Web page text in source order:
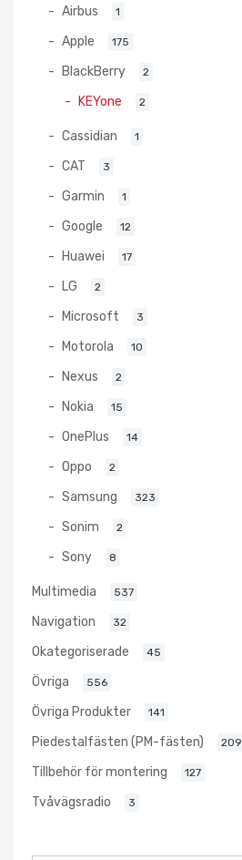
Airbus 1
Apple 175
BlackBerry 2
KEYone 2
Cassidian 1
CAT 3
Garmin 1
Google 12
Huawei 17
LG 2
Microsoft 3
Motorola 10
Nexus 2
Nokia 15
OnePlus 14
Oppo 2
Samsung 323
Sonim 2
Sony 8
Multimedia 537
Navigation 32
Okategoriserade 45
Övriga 556
Övriga Produkter 141
Piedestalfästen (PM-fästen) 209
Tillbehör för montering 127
Tvåvägsradio 3